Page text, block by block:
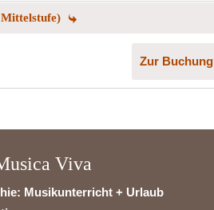
Zur Buchung
Viva
Musikunterricht + Urlaub